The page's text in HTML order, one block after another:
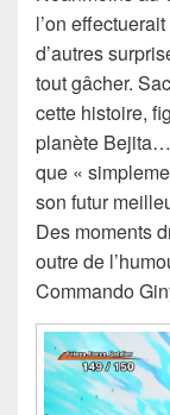
l’on
d’autres
tout gâcher.
cette histoire,
planète Bejita…
que «
son futur
Des moments
outre de
Commando